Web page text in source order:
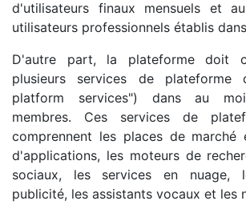
d'utilisateurs finaux mensuels et
utilisateurs professionnels établis
D'autre part, la plateforme doit
plusieurs services de plateforme
platform services") dans au
membres. Ces services de
comprennent les places de marché
d'applications, les moteurs de
sociaux, les services en nuage,
publicité, les assistants vocaux et les